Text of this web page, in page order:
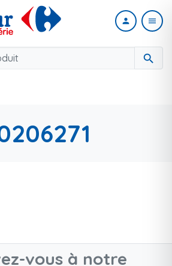
search
person menu
vous à notre